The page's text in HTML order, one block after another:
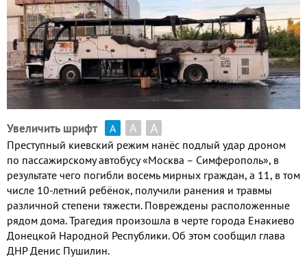
Увеличить шрифт А А А
Преступный киевский режим нанёс подлый удар дроном
по пассажирскому автобусу «Москва – Симферополь», в
результате чего погибли восемь мирных граждан, а 11, в том
числе 10-летний ребёнок, получили ранения и травмы
различной степени тяжести. Повреждены расположенные
рядом дома.Трагедия произошла в черте города Енакиево
Донецкой Народной Республики.Об этом сообщил глава
ДНР Денис Пушилин.